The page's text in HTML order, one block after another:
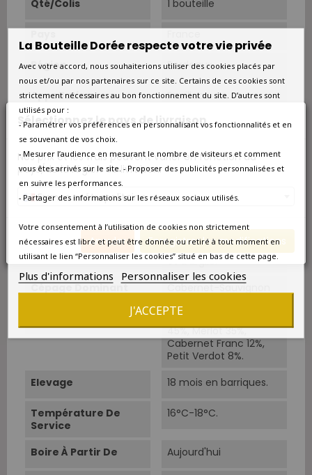
Sélectionnez le pays de livraison
Nos prix et les frais peuvent varier en fonction du
pays/de la région de livraison.
France métropolitaine
Annuler Enregistrer les modifications
Qté/Colis 1 bouteille
Région Bordeaux
Appellation Pauillac
Couleur Rouge
Type Rouge
Classement
Sols
Sols pauvres de graves
et d’argile.
Cépage Dominant
Cabernet-Sauvignon
Cabernet Sauvignon
45%, Merlot 35%,
Cabernet Franc 12%,
Petit Verdot 8%.
Elevage
18 mois en barriques.
Température De
Service
16°C-18°C.
Boire À Partir De Aujourd'hui
La Bouteille Dorée respecte votre vie privée
Avec votre accord, nous souhaiterions utiliser des cookies placés par
nous et/ou par nos partenaires sur ce site. Certains de ces cookies sont
strictement nécessaires au bon fonctionnement du site. D’autres sont
utilisés pour :
- Paramétrer vos préférences en personnalisant vos fonctionnalités et en
se souvenant de vos choix.
- Mesurer l’audience en mesurant le nombre de visiteurs et comment
vous êtes arrivés sur le site. - Proposer des publicités personnalisées et
en suivre les performances.
- Partager des informations sur les réseaux sociaux utilisés.
Votre consentement à l’utilisation de cookies non strictement
nécessaires est libre et peut être donnée ou retiré à tout moment en
utilisant le lien “Personnaliser les cookies” situé en bas de cette page.
Plus d'informations Personnaliser les cookies
J'ACCEPTE